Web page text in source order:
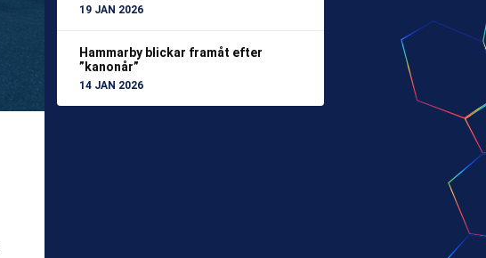
19 JAN 2026
Hammarby blickar framåt efter
”kanonår”
14 JAN 2026